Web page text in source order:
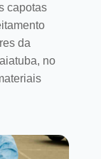
capotas
da
no